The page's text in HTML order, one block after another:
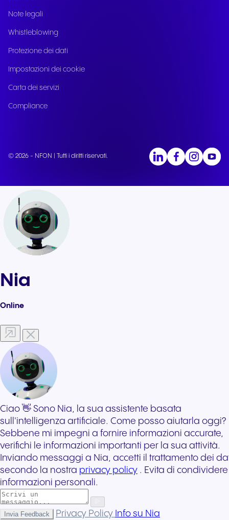
Note legali
Whistleblowing
Protezione dei dati
Impostazioni dei cookie
Carta dei servizi
Compliance
© 2026 - NFON | Tutti i diritti riservati.